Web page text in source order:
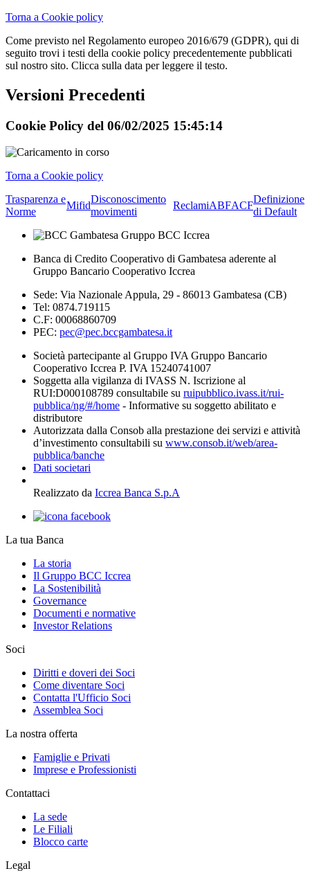
Torna a Cookie policy
Come previsto nel Regolamento europeo 2016/679 (GDPR), qui di
seguito trovi i testi della cookie policy precedentemente pubblicati
sul nostro sito. Clicca sulla data per leggere il testo.
Versioni Precedenti
Cookie Policy del 06/02/2025 15:45:14
Torna a Cookie policy
Trasparenza e
Norme
Mifid
Disconoscimento
movimenti
ReclamiABFACF
Definizione
di Default
Banca di Credito Cooperativo di Gambatesa aderente al
Gruppo Bancario Cooperativo Iccrea
Sede: Via Nazionale Appula, 29 - 86013 Gambatesa (CB)
Tel: 0874.719115
C.F: 00068860709
PEC: pec@pec.bccgambatesa.it
Società partecipante al Gruppo IVA Gruppo Bancario
Cooperativo Iccrea P. IVA 15240741007
Soggetta alla vigilanza di IVASS N. Iscrizione al
RUI:D000108789 consultabile su ruipubblico.ivass.it/rui-
pubblica/ng/#/home - Informative su soggetto abilitato e
distributore
Autorizzata dalla Consob alla prestazione dei servizi e attività
d’investimento consultabili su www.consob.it/web/area-
pubblica/banche
Dati societari
Realizzato da Iccrea Banca S.p.A
La tua Banca
La storia
Il Gruppo BCC Iccrea
La Sostenibilità
Governance
Documenti e normative
Investor Relations
Soci
Diritti e doveri dei Soci
Come diventare Soci
Contatta l'Ufficio Soci
Assemblea Soci
La nostra offerta
Famiglie e Privati
Imprese e Professionisti
Contattaci
La sede
Le Filiali
Blocco carte
Legal